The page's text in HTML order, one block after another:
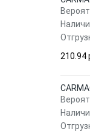
210.94